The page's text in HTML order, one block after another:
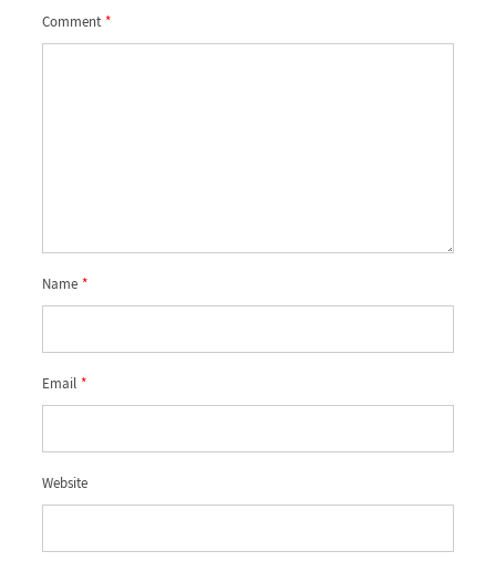
Comment*
Name*
Email*
Website